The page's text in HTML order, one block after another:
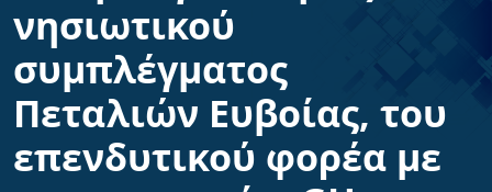
νησιωτικού
συμπλέγματος
Πεταλιών Ευβοίας, του
επενδυτικού φορέα με